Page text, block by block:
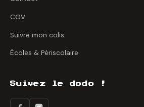
CGV
Suivre mon colis
Écoles & Périscolaire
Suivez le dodo !